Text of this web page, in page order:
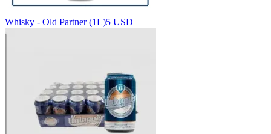
Whisky - Old Partner (1L)5 USD